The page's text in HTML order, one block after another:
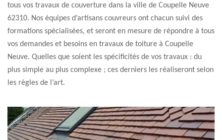
tous vos travaux de couverture dans la ville de Coupelle Neuve
62310. Nos équipes d’artisans couvreurs ont chacun suivi des
formations spécialisées, et seront en mesure de répondre à tous
vos demandes et besoins en travaux de toiture à Coupelle
Neuve. Quelles que soient les spécificités de vos travaux : du
plus simple au plus complexe ; ces derniers les réaliseront selon
les règles de l’art.